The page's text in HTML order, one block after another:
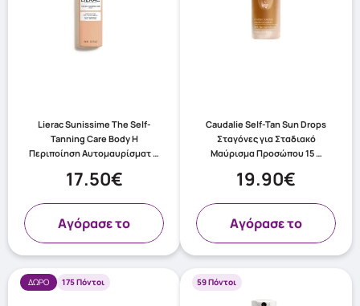
Lierac Sunissime The Self-
Tanning Care Body Η
Περιποίηση Αυτομαυρίσματ …
17.50€
Aγόρασε το
Caudalie Self-Tan Sun Drops
Σταγόνες για Σταδιακό
Μαύρισμα Προσώπου 15 …
19.90€
Aγόρασε το
ΔΩΡΟ 175 Πόντοι 59 Πόντοι